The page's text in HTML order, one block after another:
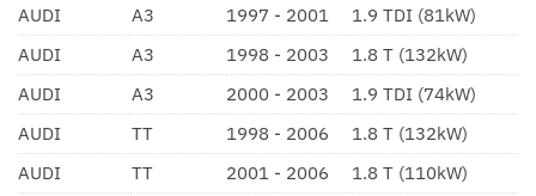
AUDI
A3 1997 - 2001
1.9 TDI (81kW)
AUDI
A3 1998 - 2003
1.8 T (132kW)
AUDI
A3 2000 - 2003
1.9 TDI (74kW)
AUDI
TT 1998 - 2006
1.8 T (132kW)
AUDI
TT 2001 - 2006
1.8 T (110kW)